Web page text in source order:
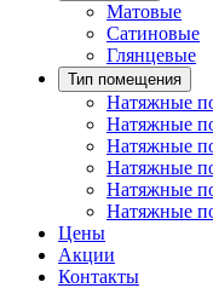
Матовые
Сатиновые
Глянцевые
Тип помещения
Натяжные
Натяжные
Натяжные
Натяжные
Натяжные
Натяжные
Цены
Акции
Контакты